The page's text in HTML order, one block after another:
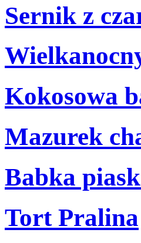
Sernik z
Kokosowa
Mazurek
Babka
Tort Pralina